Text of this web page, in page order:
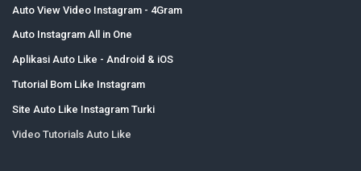
Auto View Video Instagram - 4Gram
Auto Instagram All in One
Aplikasi Auto Like - Android & iOS
Tutorial Bom Like Instagram
Site Auto Like Instagram Turki
Video Tutorials Auto Like